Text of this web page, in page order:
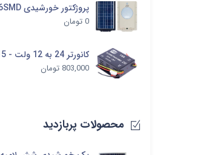
پروژکتور خورشیدی 6SMD وات
0تومان
کانورتر 24 به 12 ولت - 15 آمپر
803,000 تومان
محصولات پربازدید